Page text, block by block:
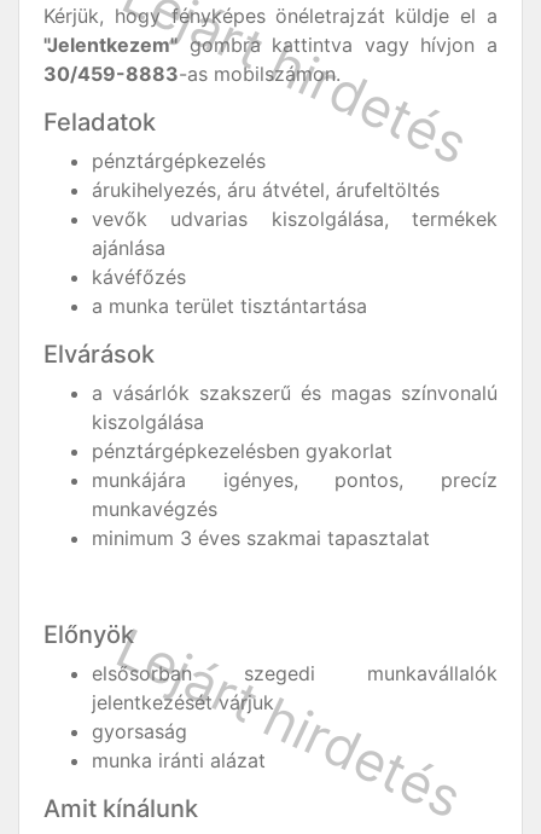
Kérjük, hogy fényképes önéletrajzát küldje el a
"Jelentkezem"gombra kattintva vagy hívjon a
30/459-8883-as mobilszámon.
Feladatok
pénztárgépkezelés
árukihelyezés, áru átvétel, árufeltöltés
vevők udvarias kiszolgálása, termékek
ajánlása
kávéfőzés
a munka terület tisztántartása
Elvárások
a vásárlók szakszerű és magas színvonalú
kiszolgálása
pénztárgépkezelésben gyakorlat
munkájára igényes, pontos, precíz
munkavégzés
minimum 3 éves szakmai tapasztalat
Előnyök
elsősorban szegedi munkavállalók
jelentkezését várjuk
gyorsaság
munka iránti alázat
Amit kínálunk